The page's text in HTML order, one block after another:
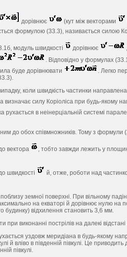
дорівнює (кут між векторами
формулою (33.3), називається силою
модуль швидкості дорівнює
. Відповідно у формулах
буде дорівнювати
. Легко
коли швидкість частинки
силу Коріоліса при будь-якому
рухається в неінерціальній системі
до обох співмножників. Тому з формули
вектора
, тобто завжди лежить у
швидкості
й, отже, роботи над
земної поверхні. При вільному
на екваторі й дорівнює нулю на
будинку) відхилення становить 3,6 мм.
при виконанні пострілів на далекі
уздовж меридіана в будь-якому
й вліво в південній півкулі. Це
півкулі.